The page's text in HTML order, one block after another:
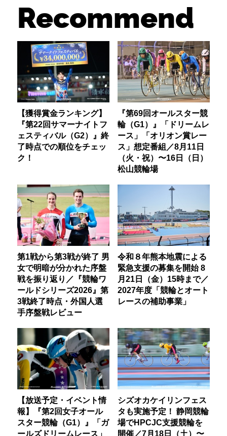
Recommend
【獲得賞金ランキング】
『第22回サマーナイトフ
ェスティバル（G2）』終
了時点での順位をチェッ
ク！
『第69回オールスター競
輪（G1）』「ドリームレ
ース」「オリオン賞レー
ス」想定番組／8月11日
（火・祝）〜16日（日）
松山競輪場
第1戦から第3戦が終了 男
女で明暗が分かれた序盤
戦を振り返り／『競輪ワ
ールドシリーズ2026』第
3戦終了時点・外国人選
手序盤戦レビュー
令和８年熊本地震による
緊急支援の募集を開始 8
月21日（金）15時まで／
2027年度「競輪とオート
レースの補助事業」
【放送予定・イベント情
報】『第2回女子オール
スター競輪（G1）』「ガ
ールズドリームレース」
シズオカケイリンフェス
タも実施予定！ 静岡競輪
場でHPCJC支援競輪を
開催／7月18日（土）〜